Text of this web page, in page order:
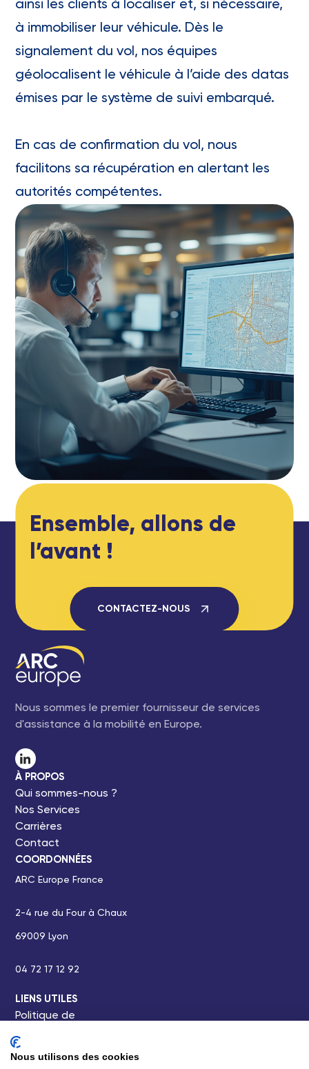
ainsi les clients à localiser et, si nécessaire,
à immobiliser leur véhicule. Dès le
signalement du vol, nos équipes
géolocalisent le véhicule à l’aide des datas
émises par le système de suivi embarqué.
En cas de confirmation du vol, nous
facilitons sa récupération en alertant les
autorités compétentes.
Ensemble, allons de
l’avant !
CONTACTEZ-NOUS
Nous sommes le premier fournisseur de services
d'assistance à la mobilité en Europe.
À PROPOS
Qui sommes-nous ?
Nos Services
Carrières
Contact
COORDONNÉES
ARC Europe France
2-4 rue du Four à Chaux
69009 Lyon
04 72 17 12 92
LIENS UTILES
Politique de
Mentions légales
Nous utilisons des cookies